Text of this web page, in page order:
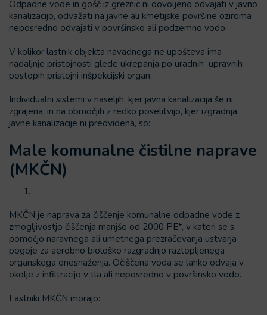
Odpadne vode in gošč iz greznic ni dovoljeno odvajati v javno
kanalizacijo, odvažati na javne ali kmetijske površine oziroma
neposredno odvajati v površinsko ali podzemno vodo.
V kolikor lastnik objekta navadnega ne upošteva ima
nadaljnje pristojnosti glede ukrepanja po uradnih upravnih
postopih pristojni inšpekcijski organ.
Individualni sistemi v naseljih, kjer javna kanalizacija še ni
zgrajena, in na območjih z redko poselitvijo, kjer izgradnja
javne kanalizacije ni predvidena, so:
Male komunalne čistilne naprave
(MKČN)
MKČN je naprava za čiščenje komunalne odpadne vode z
zmogljivostjo čiščenja manjšo od 2000 PE*, v kateri se s
pomočjo naravnega ali umetnega prezračevanja ustvarja
pogoje za aerobno biološko razgradnjo raztopljenega
organskega onesnaženja. Očiščena voda se lahko odvaja v
okolje z infiltracijo v tla ali neposredno v površinsko vodo.
Lastniki MKČN morajo: